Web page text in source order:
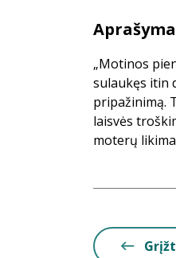
„Motinos
sulaukęs itin
pripažinimą.
laisvės
moterų